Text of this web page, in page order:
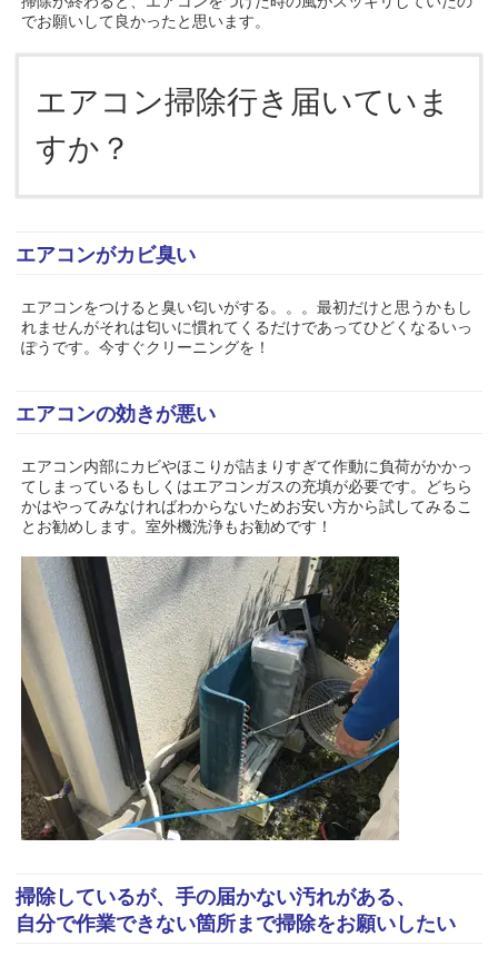
でお願いして良かったと思います。
エアコン掃除行き届いていま
すか？
エアコンがカビ臭い
エアコンをつけると臭い匂いがする。。。最初だけと思うかもし
れませんがそれは匂いに慣れてくるだけであってひどくなるいっ
ぽうです。今すぐクリーニングを！
エアコンの効きが悪い
エアコン内部にカビやほこりが詰まりすぎて作動に負荷がかかっ
てしまっているもしくはエアコンガスの充填が必要です。どちら
かはやってみなければわからないためお安い方から試してみるこ
とお勧めします。室外機洗浄もお勧めです！
掃除しているが、手の届かない汚れがある、
自分で作業できない箇所まで掃除をお願いしたい